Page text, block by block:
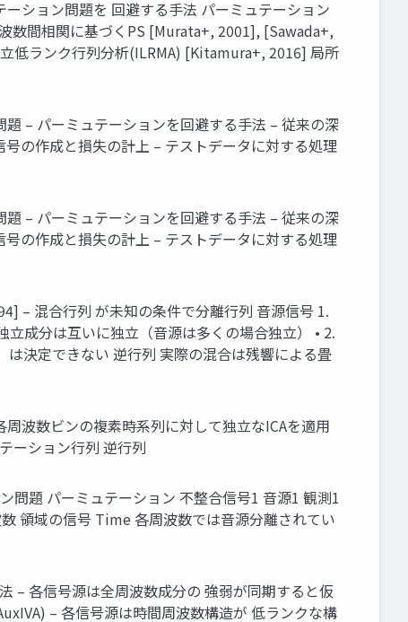
ション問題を 回避する手法 パーミュテーション
間相関に基づくPS [Murata+, 2001], [Sawada+,
低ランク行列分析(ILRMA) [Kitamura+, 2016] 局所
– パーミュテーションを回避する手法 – 従来の深
の作成と損失の計上 – テストデータに対する処理
– パーミュテーションを回避する手法 – 従来の深
の作成と損失の計上 – テストデータに対する処理
– 混合行列 が未知の条件で分離行列 音源信号 1.
成分は互いに独立（音源は多くの場合独立） • 2.
決定できない 逆行列 実際の混合は残響による畳
波数ビンの複素時系列に対して独立なICAを適用
ーション行列 逆行列
問題 パーミュテーション 不整合信号1 音源1 観測1
領域の信号 Time 各周波数では音源分離されてい
– 各信号源は全周波数成分の 強弱が同期すると仮
– 各信号源は時間周波数構造が 低ランクな構